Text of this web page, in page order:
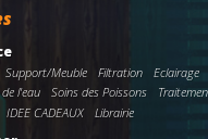
Support/Meuble Filtration Eclairage
l'eau
Soins des Poissons
IDEE CADEAUX Librairie